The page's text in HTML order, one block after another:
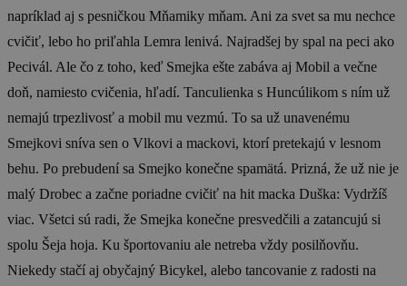
napríklad aj s pesničkou Mňamiky mňam. Ani za svet sa mu nechce
cvičiť, lebo ho priľahla Lemra lenivá. Najradšej by spal na peci ako
Pecivál. Ale čo z toho, keď Smejka ešte zabáva aj Mobil a večne
doň, namiesto cvičenia, hľadí. Tanculienka s Huncúlikom s ním už
nemajú trpezlivosť a mobil mu vezmú. To sa už unavenému
Smejkovi sníva sen o Vlkovi a mackovi, ktorí pretekajú v lesnom
behu. Po prebudení sa Smejko konečne spamätá. Prizná, že už nie je
malý Drobec a začne poriadne cvičiť na hit macka Duška: Vydržíš
viac. Všetci sú radi, že Smejka konečne presvedčili a zatancujú si
spolu Šeja hoja. Ku športovaniu ale netreba vždy posilňovňu.
Niekedy stačí aj obyčajný Bicykel, alebo tancovanie z radosti na